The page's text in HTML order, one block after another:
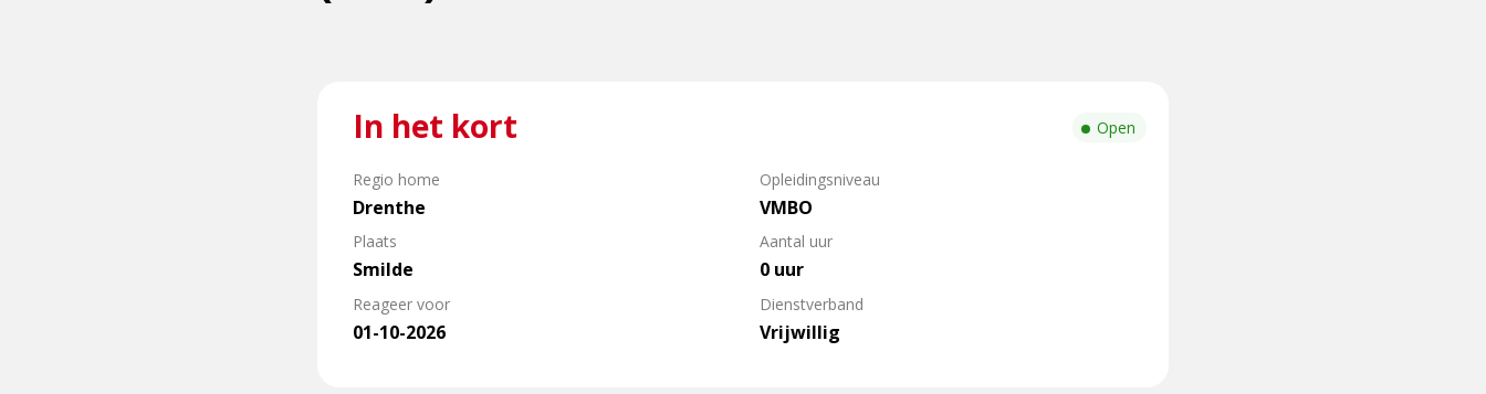
In het kort
Regio home
Drenthe
Plaats
Smilde
Reageer voor
01-10-2026
Opleidingsniveau
VMBO
Aantal uur
0 uur
Dienstverband
Vrijwillig
Open